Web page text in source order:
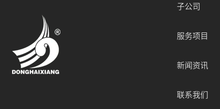
子公司
服务项目
新闻资讯
联系我们